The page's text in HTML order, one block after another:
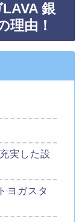
銀
理由！
実した設
ヨガスタ